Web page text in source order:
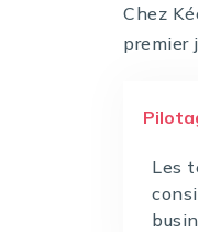
Chez
premier
Les